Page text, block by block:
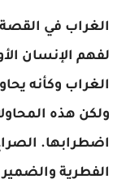
الغراب في القصة
لفهم الإنسان
الغراب وكأنه
ولكن هذه
اضطرابها.
الفطرية